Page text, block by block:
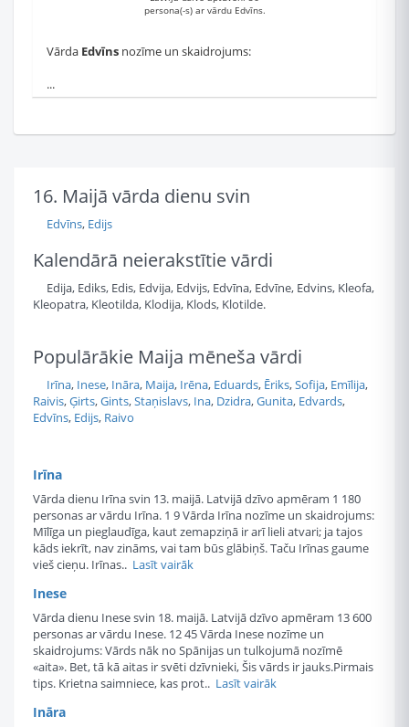
persona(-s) ar vārdu Edvīns.
Vārda Edvīns nozīme un skaidrojums:
...
16. Maijā vārda dienu svin
Edvīns, Edijs
Kalendārā neierakstītie vārdi
Edija, Ediks, Edis, Edvija, Edvijs, Edvīna, Edvīne, Edvins, Kleofa,
Kleopatra, Kleotilda, Klodija, Klods, Klotilde.
Populārākie Maija mēneša vārdi
Irīna, Inese, Ināra, Maija, Irēna, Eduards, Ēriks,Sofija, Emīlija,
Raivis,Ģirts,Gints,Staņislavs, Ina, Dzidra,Gunita, Edvards,
Edvīns, Edijs, Raivo
Irīna
Vārda dienu Irīna svin 13. maijā. Latvijā dzīvo apmēram 1 180
personas ar vārdu Irīna. 1 9 Vārda Irīna nozīme un skaidrojums:
Mīlīga un pieglaudīga, kaut zemapziņā ir arī lieli atvari; ja tajos
kāds iekrīt, nav zināms, vai tam būs glābiņš. Taču Irīnas gaume
vieš cieņu. Irīnas.. Lasīt vairāk
Inese
Vārda dienu Inese svin 18. maijā. Latvijā dzīvo apmēram 13 600
personas ar vārdu Inese. 12 45 Vārda Inese nozīme un
skaidrojums: Vārds nāk no Spānijas un tulkojumā nozīmē
«aita». Bet, tā kā aitas ir svēti dzīvnieki, Šis vārds ir jauks.Pirmais
tips. Krietna saimniece, kas prot.. Lasīt vairāk
Ināra